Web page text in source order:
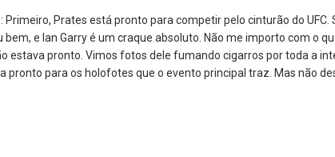
Prates está pronto para competir pelo cinturão do
bem, e Ian Garry é um craque absoluto. Não me importo com o
estava pronto. Vimos fotos dele fumando cigarros por toda a
pronto para os holofotes que o evento principal traz. Mas não